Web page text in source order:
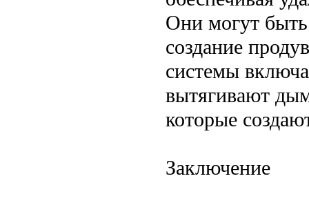
Они могут
создание
системы
вытягивают
которые
Заключение